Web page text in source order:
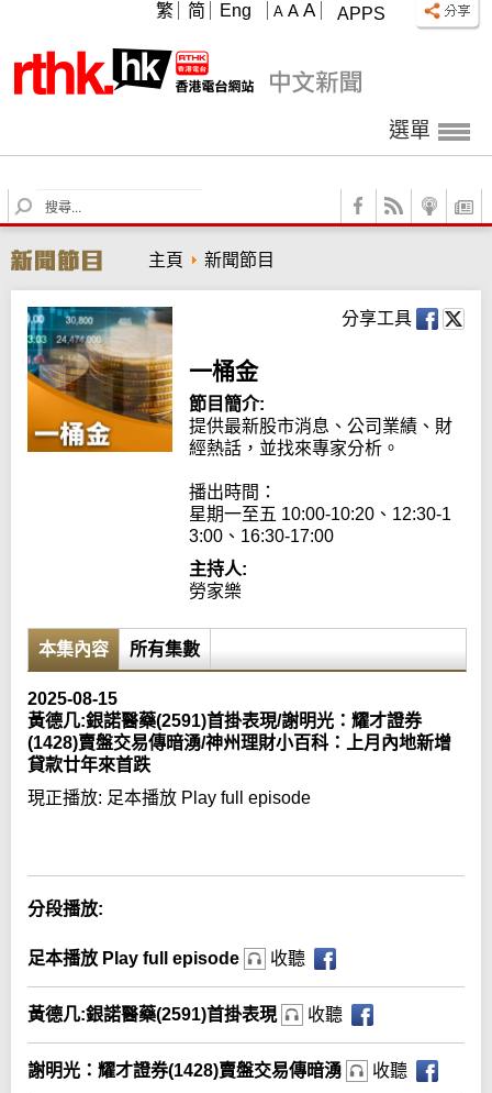
APPS
A A A
繁 简 Eng
選單
S
e
r
c
h
主頁 新聞節目
分享工具
一桶金
節目簡介:
提供最新股市消息、公司業績、財
經熱話，並找來專家分析。
播出時間：
星期一至五 10:00-10:20、12:30-1
3:00、16:30-17:00
主持人:
勞家樂
本集內容 所有集數
2025-08-15
黃德几:銀諾醫藥(2591)首掛表現/謝明光：耀才證券
(1428)賣盤交易傳暗湧/神州理財小百科：上月內地新增
貸款廿年來首跌
現正播放: 足本播放 Play full episode
分段播放:
足本播放 Play full episode 收聽
黃德几:銀諾醫藥(2591)首掛表現 收聽
謝明光：耀才證券(1428)賣盤交易傳暗湧 收聽